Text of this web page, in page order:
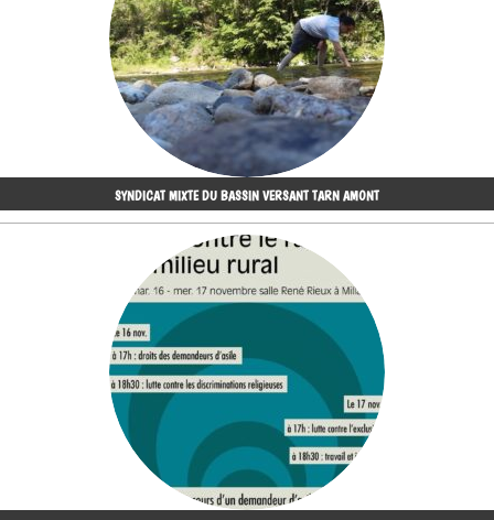
SYNDICAT MIXTE DU BASSIN VERSANT TARN AMONT